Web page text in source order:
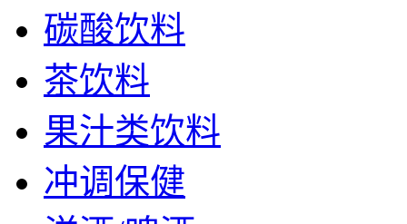
碳酸饮料
茶饮料
果汁类饮料
冲调保健